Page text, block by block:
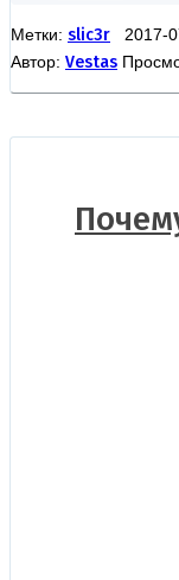
Метки: slic3r 2017-
Автор: Vestas